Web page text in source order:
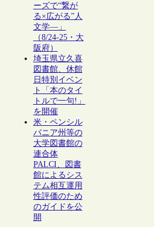
ーズで“繋が
る×広がる”人
文学―」
（8/24-25・大
阪府）
埼玉県立久喜
図書館、休館
日特別イベン
ト「本のタイ
トルで一句!」
を開催
米・ペンシル
バニア州等の
大学図書館の
連合体
PALCI、図書
館によるシス
テム相互運用
性評価のため
のガイドを公
開